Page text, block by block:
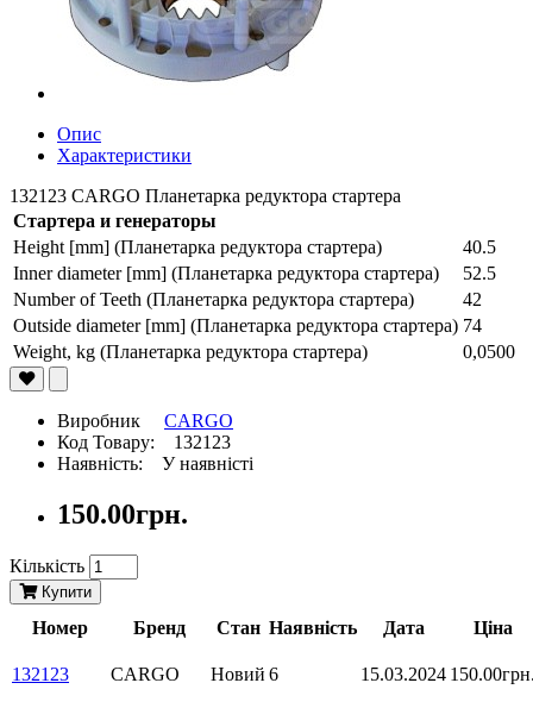
Опис
Характеристики
132123 CARGO Планетарка редуктора стартера
Стартера и генераторы
Height [mm] (Планетарка редуктора стартера)
40.5
Inner diameter [mm] (Планетарка редуктора стартера)
52.5
Number of Teeth (Планетарка редуктора стартера)
42
Outside diameter [mm] (Планетарка редуктора стартера) 74
Weight, kg (Планетарка редуктора стартера)
0,0500
Виробник CARGO
Код Товару: 132123
Наявність: У наявністі
150.00грн.
Кількість
Купити
Номер Бренд Стан Наявність Дата Ціна
132123 CARGO Новий 6 15.03.2024